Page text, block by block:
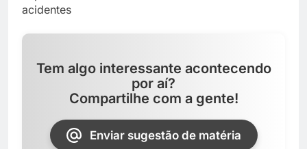
Tem algo interessante acontecendo
por aí?
Compartilhe com a gente!
Enviar sugestão de matéria